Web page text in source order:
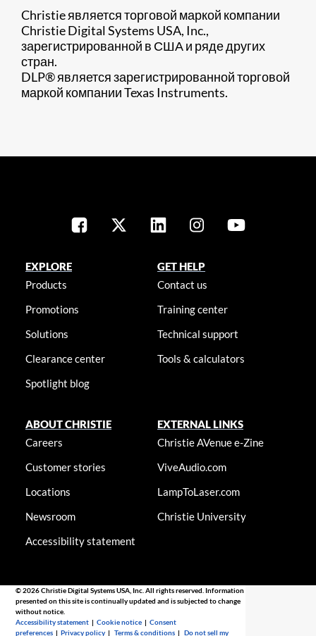
Christie является торговой маркой компании
Christie Digital Systems USA, Inc.,
зарегистрированной в США и ряде других
стран.
DLP® является зарегистрированной торговой
маркой компании Texas Instruments. ​
EXPLORE
Products
Promotions
Solutions
Clearance center
Spotlight blog
GET HELP
Contact us
Training center
Technical support
Tools & calculators
ABOUT CHRISTIE
Careers
Customer stories
Locations
Newsroom
Accessibility statement
EXTERNAL LINKS
Christie AVenue e-Zine
ViveAudio.com
LampToLaser.com
Christie University
© 2026 Christie Digital Systems USA, Inc. All rights reserved. Information
presented on this site is continually updated and is subjected to change
without notice.
Accessibility statement |Cookie notice |Consent
preferences |Privacy policy |Terms & conditions |Do not sell my